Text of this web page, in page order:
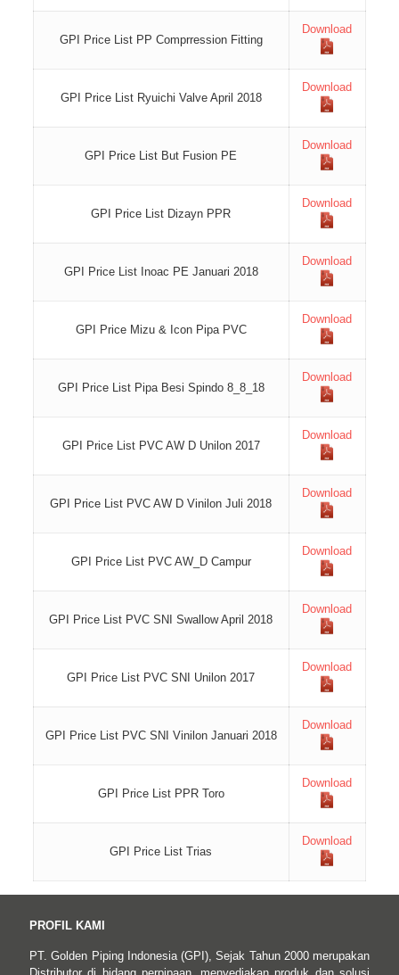
GPI Price List PP Comprression Fitting
Download
GPI Price List Ryuichi Valve April 2018
Download
GPI Price List But Fusion PE
Download
GPI Price List Dizayn PPR
Download
GPI Price List Inoac PE Januari 2018
Download
GPI Price Mizu & Icon Pipa PVC
Download
GPI Price List Pipa Besi Spindo 8_8_18
Download
GPI Price List PVC AW D Unilon 2017
Download
GPI Price List PVC AW D Vinilon Juli 2018
Download
GPI Price List PVC AW_D Campur
Download
GPI Price List PVC SNI Swallow April 2018
Download
GPI Price List PVC SNI Unilon 2017
Download
GPI Price List PVC SNI Vinilon Januari 2018
Download
GPI Price List PPR Toro
Download
GPI Price List Trias
Download
PROFIL KAMI
PT. Golden Piping Indonesia (GPI), Sejak Tahun 2000 merupakan